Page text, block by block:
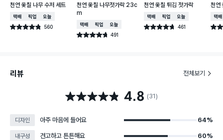
천연 옻칠 나무 수저 세트
택배배송매장픽업오늘배송
별점 4.8점 560
건 작성
천연 옻칠 나무젓가락 23c
m
택배배송매장픽업오늘배송
별점 4.7점 491
건 작성
천연 옻칠 튀김 젓가락
택배배송매장픽업오늘배송
별점 4.7점 461
건 작성
천연
택배
별점
리뷰 전체보기
별점 4.8점 4.8 (31)
디자인 아주 마음에 들어요 64%
내구성 견고하고 튼튼해요 60%